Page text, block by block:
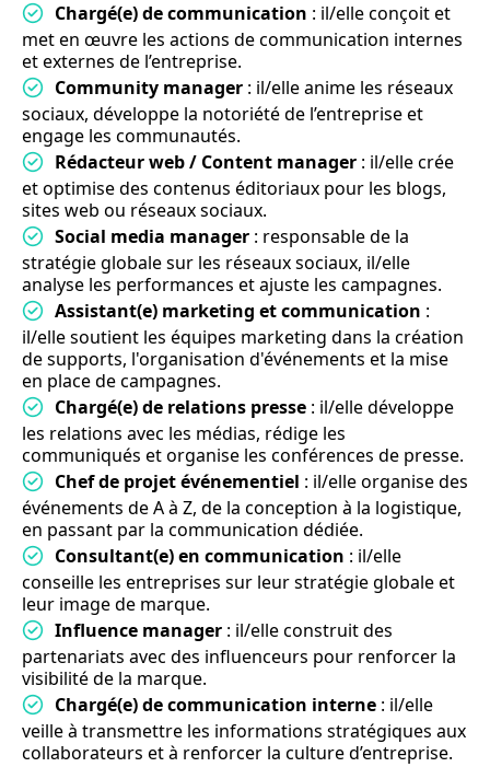
Chargé(e) de communication : il/elle conçoit et
met en œuvre les actions de communication internes
et externes de l’entreprise.
Community manager : il/elle anime les réseaux
sociaux, développe la notoriété de l’entreprise et
engage les communautés.
Rédacteur web / Content manager : il/elle crée
et optimise des contenus éditoriaux pour les blogs,
sites web ou réseaux sociaux.
Social media manager : responsable de la
stratégie globale sur les réseaux sociaux, il/elle
analyse les performances et ajuste les campagnes.
Assistant(e) marketing et communication :
il/elle soutient les équipes marketing dans la création
de supports, l'organisation d'événements et la mise
en place de campagnes.
Chargé(e) de relations presse : il/elle développe
les relations avec les médias, rédige les
communiqués et organise les conférences de presse.
Chef de projet événementiel : il/elle organise des
événements de A à Z, de la conception à la logistique,
en passant par la communication dédiée.
Consultant(e) en communication : il/elle
conseille les entreprises sur leur stratégie globale et
leur image de marque.
Influence manager : il/elle construit des
partenariats avec des influenceurs pour renforcer la
visibilité de la marque.
Chargé(e) de communication interne : il/elle
veille à transmettre les informations stratégiques aux
collaborateurs et à renforcer la culture d’entreprise.